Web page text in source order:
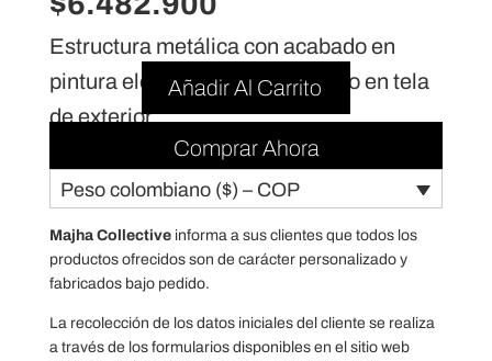
Estructura metálica con acabado en
pintura electrostática + tapizado en tela
de exterior
Añadir Al Carrito
Comprar Ahora
Peso colombiano ($) – COP
Majha Collective informa a sus clientes que todos los
productos ofrecidos son de carácter personalizado y
fabricados bajo pedido.
La recolección de los datos iniciales del cliente se realiza
a través de los formularios disponibles en el sitio web